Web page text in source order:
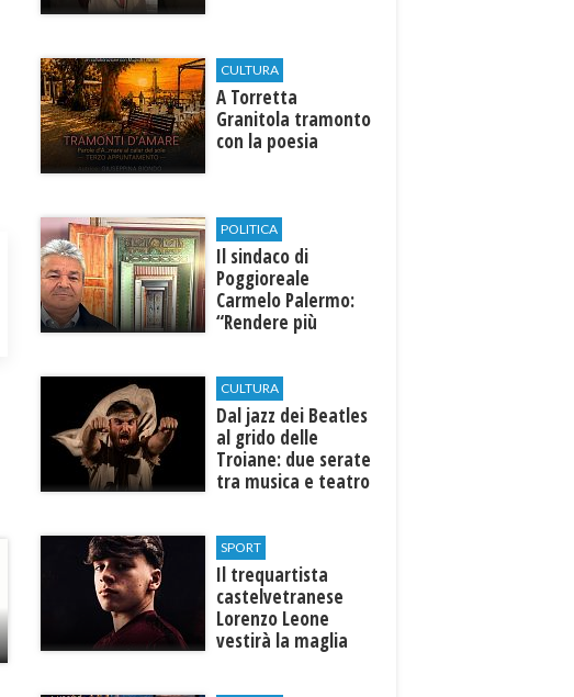
CULTURA
​A Torretta
Granitola tramonto
con la poesia
POLITICA
Il sindaco di
Poggioreale
Carmelo Palermo:
“Rendere più
Castelvetrano."
CULTURA
Dal jazz dei Beatles
al grido delle
Troiane: due serate
tra musica e teatro
SPORT
Il trequartista
castelvetranese
Lorenzo Leone
vestirà la maglia